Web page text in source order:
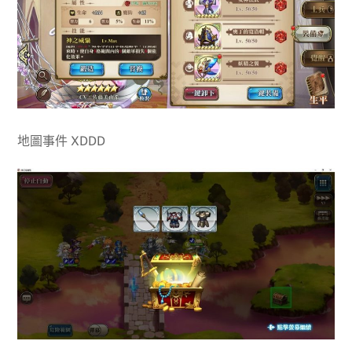
地圖事件 XDDD